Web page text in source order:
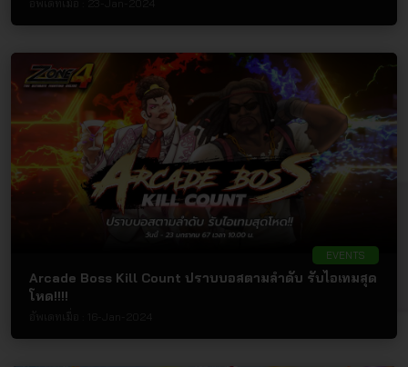
EVENTS
Arcade Boss Kill Count ปราบบอสตามลำดับ รับไอเทมสุด
โหด!!!!